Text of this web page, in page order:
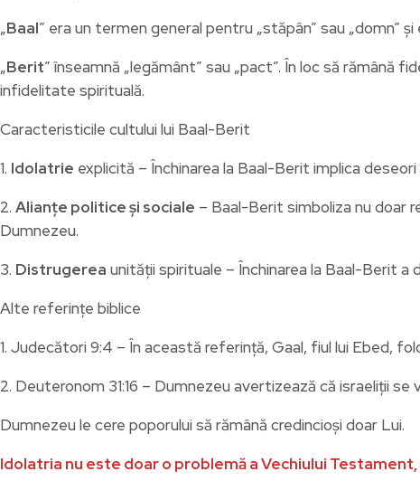
„Baal” era un termen general pentru „stăpân” sau „domn”
„Berit” înseamnă „legământ” sau „pact”. În loc să rămână
infidelitate spirituală.
Caracteristicile cultului lui Baal-Berit
1. Idolatrie explicită – Închinarea la Baal-Berit implica
2. Alianțe politice și sociale – Baal-Berit simboliza nu doar
Dumnezeu.
3. Distrugerea unității spirituale – Închinarea la Baal-Berit a
Alte referințe biblice
1. Judecători 9:4 – În această referință, Gaal, fiul lui Ebed,
2. Deuteronom 31:16 – Dumnezeu avertizează că israeliții
Dumnezeu le cere poporului să rămână credincioși doar Lui.
Idolatria nu este doar o problemă a Vechiului Testament,